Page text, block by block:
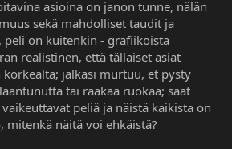
asioina on janon tunne, nälän
sekä mahdolliset taudit ja
peli on kuitenkin - grafiikoista
realistinen, että tällaiset asiat
jalkasi murtuu, et pysty
tai raakaa ruokaa; saat
peliä ja näistä kaikista on
mitenkä näitä voi ehkäistä?